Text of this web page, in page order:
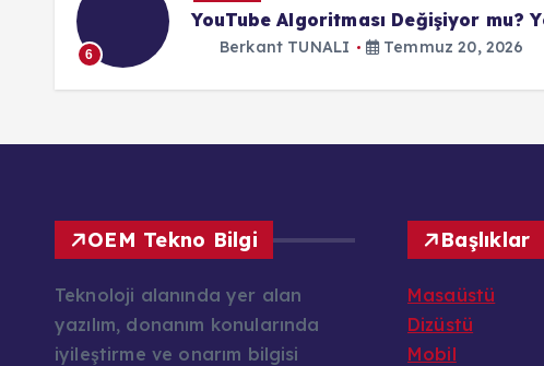
6
YouTube Algoritması Değişiyor mu?
Berkant TUNALI Temmuz 20, 2026
OEM Tekno Bilgi
Teknoloji alanında yer alan
yazılım, donanım konularında
iyileştirme ve onarım bilgisi
Başlıklar
Masaüstü
Dizüstü
Mobil